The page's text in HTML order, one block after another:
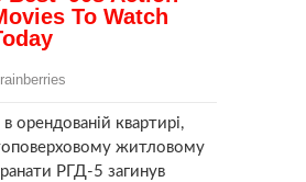
орендованій квартирі,
житловому
РГД-5 загинув